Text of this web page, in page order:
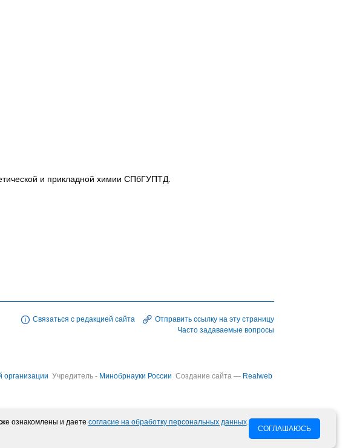
и прикладной химии СПбГУПТД.
Связаться с редакцией сайта
Отправить ссылку на эту страницу
Часто задаваемые вопросы
организации Учредитель - Минобрнауки России Создание сайта — Realweb
ознакомлены и даете согласие на обработку персональных данных.
СОГЛАШАЮСЬ